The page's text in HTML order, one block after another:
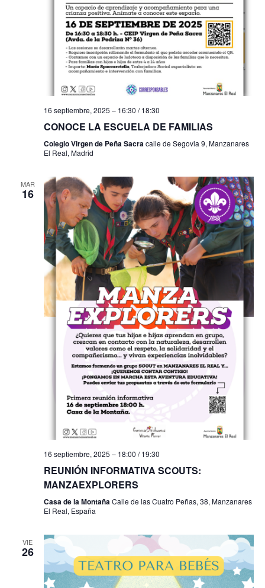
e
b
ú
s
e
d
a
y
v
i
t
a
s
d
e
E
v
t
i
s
a
d
v
n
t
o
16 septiembre, 2025 – 16:30 /18:30
CONOCE LA ESCUELA DE FAMILIAS
Colegio Virgen de Peña Sacracalle de Segovia 9, Manzanares
El Real, Madrid
MAR
16
16 septiembre, 2025 – 18:00 /19:30
REUNIÓN INFORMATIVA SCOUTS:
MANZAEXPLORERS
Casa de la MontañaCalle de las Cuatro Peñas, 38, Manzanares
El Real, España
VIE
26